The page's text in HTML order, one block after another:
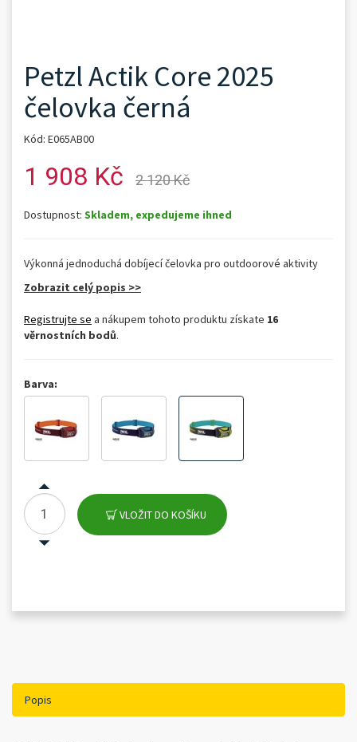
Petzl Actik Core 2025
čelovka černá
Kód: E065AB00
1 908 Kč 2 120 Kč
Dostupnost: Skladem, expedujeme ihned
Výkonná jednoduchá dobíjecí čelovka pro outdoorové aktivity
Zobrazit celý popis >>
Registrujte se a nákupem tohoto produktu získate 16
věrnostních bodů.
Barva:
VLOŽIT DO KOŠÍKU
Popis